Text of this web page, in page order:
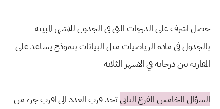
حصل اشرف على الدرجات التي في الجدول للاشهر المبينة
بالجدول في مادة الرياضيات مثل البيانات بنموذج يساعد على
المقارنة بين درجاته في الاشهر الثلاثة
السؤال الخامس الفرع الثانيتحد قرب العدد الى اقرب جزء من